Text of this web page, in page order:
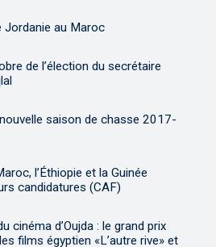
Jordanie au Maroc
de l’élection du secrétaire
saison de chasse 2017-
l’Éthiopie et la Guinée
candidatures (CAF)
cinéma d’Oujda : le grand prix
films égyptien «L’autre rive» et